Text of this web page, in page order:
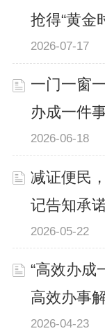
抢得“黄金
2026-07-17
一门一窗
办成一件
2026-06-18
减证便民
记告知承
2026-05-22
“高效办成
高效办事
2026-04-23